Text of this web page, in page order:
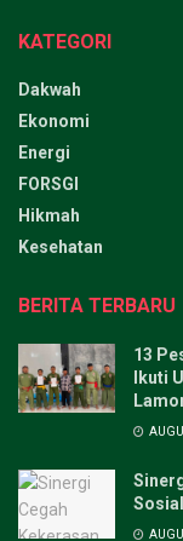
KATEGORI
Dakwah
Ekonomi
Energi
FORSGI
Hikmah
Kesehatan
BERITA TERBARU
13
Ikuti